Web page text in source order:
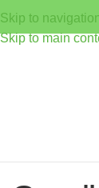
Skip to
Skip to main